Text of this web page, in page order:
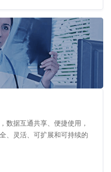
数据互通共享、便捷使用，
、灵活、可扩展和可持续的